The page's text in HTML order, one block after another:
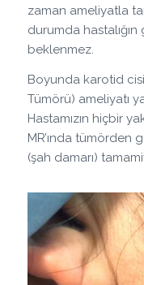
zaman ameliyatla
durumda
beklenmez.
Boyunda karotid
Tümörü) ameliyatı
Hastamızın hiçbir
MR’ında tümörden
(şah damarı)